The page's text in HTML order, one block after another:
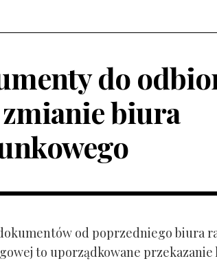
do
biura
od poprzedniego biura
to uporządkowane